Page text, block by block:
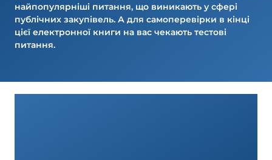
найпопулярніші питання, що виникають у сфері
публічних закупівель. А для самоперевірки в кінці
цієї електронної книги на вас чекають тестові
питання.